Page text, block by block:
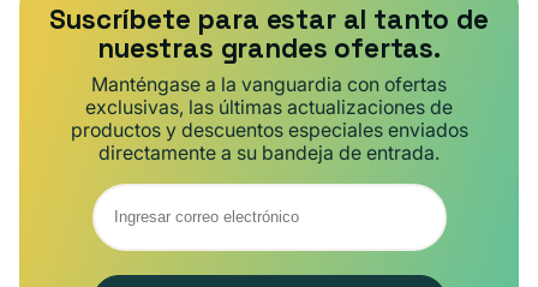
Suscríbete para estar al tanto de
nuestras grandes ofertas.
Manténgase a la vanguardia con ofertas
exclusivas, las últimas actualizaciones de
productos y descuentos especiales enviados
directamente a su bandeja de entrada.